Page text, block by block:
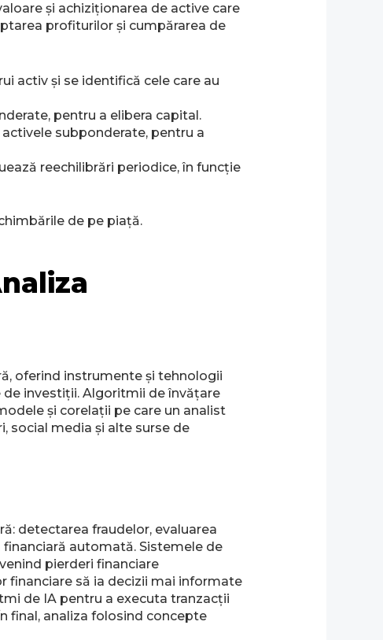
și achiziționarea de active care
profiturilor și cumpărarea de
activ și se identifică cele care au
pentru a elibera capital.
subponderate, pentru a
reechilibrări periodice, în funcție
de pe piață.
oferind instrumente și tehnologii
investiții. Algoritmii de învățare
și corelații pe care un analist
social media și alte surse de
detectarea fraudelor, evaluarea
automată. Sistemele de
pierderi financiare
financiare să ia decizii mai informate
de IA pentru a executa tranzacții
final, analiza folosind concepte